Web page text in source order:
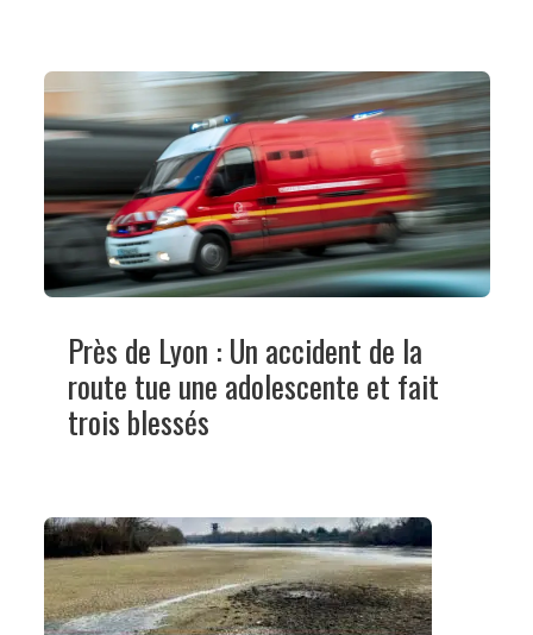
Près de Lyon : Un accident de la
route tue une adolescente et fait
trois blessés